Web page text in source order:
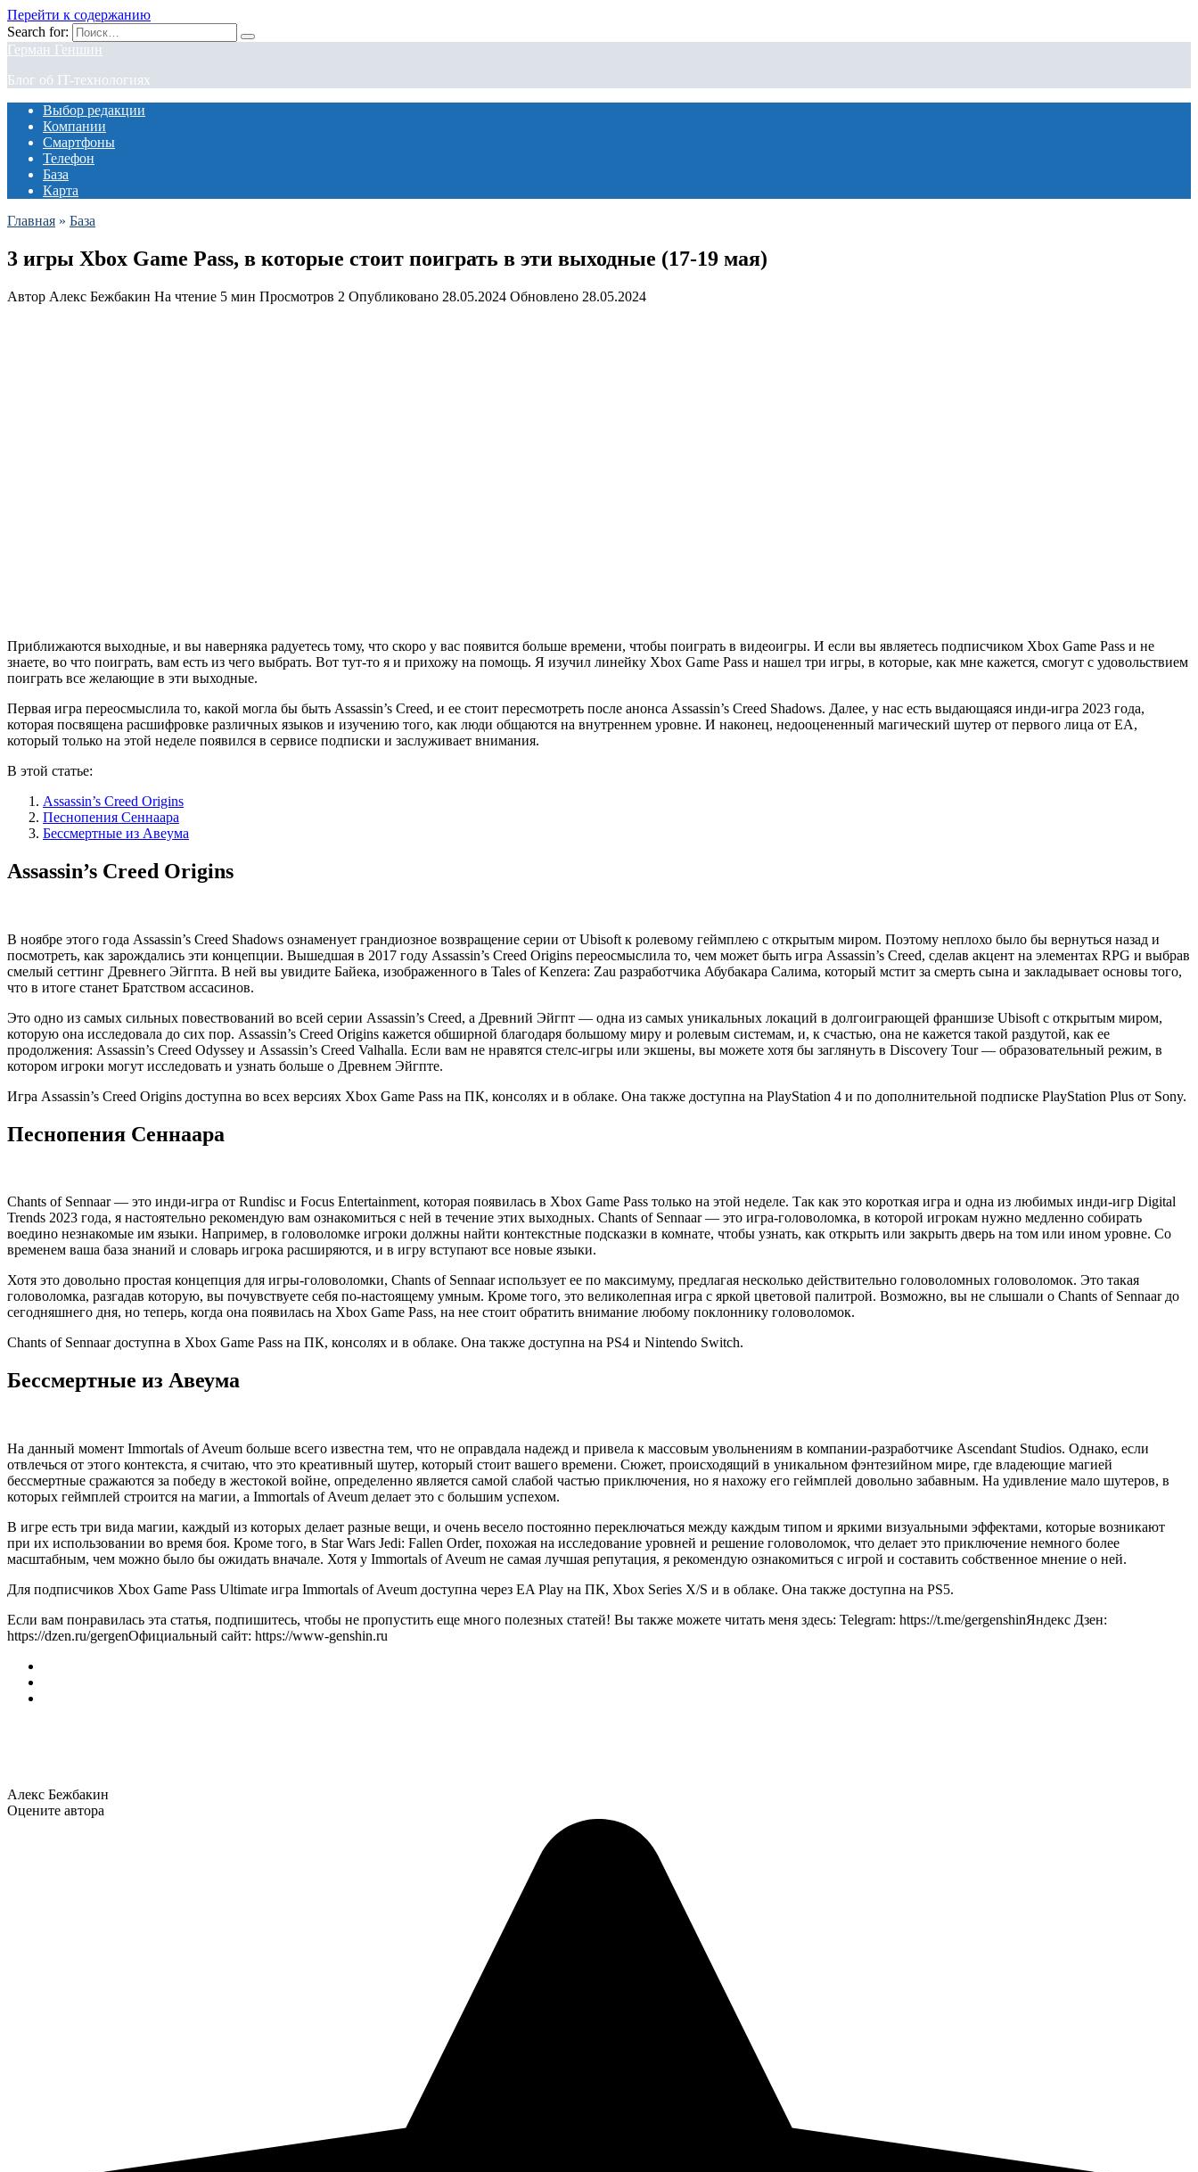
Перейти к содержанию
Search for:
Герман Геншин
Блог об IT-технологиях
Выбор редакции
Компании
Смартфоны
Телефон
База
Карта
Главная » База
3 игры Xbox Game Pass, в которые стоит поиграть в эти выходные (17-19 мая)
Автор Алекс Бежбакин На чтение 5 мин Просмотров 2 Опубликовано 28.05.2024 Обновлено 28.05.2024
Приближаются выходные, и вы наверняка радуетесь тому, что скоро у вас появится больше времени, чтобы поиграть в видеоигры. И если вы являетесь подписчиком Xbox Game Pass и не
знаете, во что поиграть, вам есть из чего выбрать. Вот тут-то я и прихожу на помощь. Я изучил линейку Xbox Game Pass и нашел три игры, в которые, как мне кажется, смогут с удовольствием
поиграть все желающие в эти выходные.
Первая игра переосмыслила то, какой могла бы быть Assassin’s Creed, и ее стоит пересмотреть после анонса Assassin’s Creed Shadows. Далее, у нас есть выдающаяся инди-игра 2023 года,
которая посвящена расшифровке различных языков и изучению того, как люди общаются на внутреннем уровне. И наконец, недооцененный магический шутер от первого лица от EA,
который только на этой неделе появился в сервисе подписки и заслуживает внимания.
В этой статье:
Assassin’s Creed Origins
Песнопения Сеннаара
Бессмертные из Авеума
Assassin’s Creed Origins
В ноябре этого года Assassin’s Creed Shadows ознаменует грандиозное возвращение серии от Ubisoft к ролевому геймплею с открытым миром. Поэтому неплохо было бы вернуться назад и
посмотреть, как зарождались эти концепции. Вышедшая в 2017 году Assassin’s Creed Origins переосмыслила то, чем может быть игра Assassin’s Creed, сделав акцент на элементах RPG и выбрав
смелый сеттинг Древнего Эйгпта. В ней вы увидите Байека, изображенного в Tales of Kenzera: Zau разработчика Абубакара Салима, который мстит за смерть сына и закладывает основы того,
что в итоге станет Братством ассасинов.
Это одно из самых сильных повествований во всей серии Assassin’s Creed, а Древний Эйгпт — одна из самых уникальных локаций в долгоиграющей франшизе Ubisoft с открытым миром,
которую она исследовала до сих пор. Assassin’s Creed Origins кажется обширной благодаря большому миру и ролевым системам, и, к счастью, она не кажется такой раздутой, как ее
продолжения: Assassin’s Creed Odyssey и Assassin’s Creed Valhalla. Если вам не нравятся стелс-игры или экшены, вы можете хотя бы заглянуть в Discovery Tour — образовательный режим, в
котором игроки могут исследовать и узнать больше о Древнем Эйгпте.
Игра Assassin’s Creed Origins доступна во всех версиях Xbox Game Pass на ПК, консолях и в облаке. Она также доступна на PlayStation 4 и по дополнительной подписке PlayStation Plus от Sony.
Песнопения Сеннаара
Chants of Sennaar — это инди-игра от Rundisc и Focus Entertainment, которая появилась в Xbox Game Pass только на этой неделе. Так как это короткая игра и одна из любимых инди-игр Digital
Trends 2023 года, я настоятельно рекомендую вам ознакомиться с ней в течение этих выходных. Chants of Sennaar — это игра-головоломка, в которой игрокам нужно медленно собирать
воедино незнакомые им языки. Например, в головоломке игроки должны найти контекстные подсказки в комнате, чтобы узнать, как открыть или закрыть дверь на том или ином уровне. Со
временем ваша база знаний и словарь игрока расширяются, и в игру вступают все новые языки.
Хотя это довольно простая концепция для игры-головоломки, Chants of Sennaar использует ее по максимуму, предлагая несколько действительно головоломных головоломок. Это такая
головоломка, разгадав которую, вы почувствуете себя по-настоящему умным. Кроме того, это великолепная игра с яркой цветовой палитрой. Возможно, вы не слышали о Chants of Sennaar до
сегодняшнего дня, но теперь, когда она появилась на Xbox Game Pass, на нее стоит обратить внимание любому поклоннику головоломок.
Chants of Sennaar доступна в Xbox Game Pass на ПК, консолях и в облаке. Она также доступна на PS4 и Nintendo Switch.
Бессмертные из Авеума
На данный момент Immortals of Aveum больше всего известна тем, что не оправдала надежд и привела к массовым увольнениям в компании-разработчике Ascendant Studios. Однако, если
отвлечься от этого контекста, я считаю, что это креативный шутер, который стоит вашего времени. Сюжет, происходящий в уникальном фэнтезийном мире, где владеющие магией
бессмертные сражаются за победу в жестокой войне, определенно является самой слабой частью приключения, но я нахожу его геймплей довольно забавным. На удивление мало шутеров, в
которых геймплей строится на магии, а Immortals of Aveum делает это с большим успехом.
В игре есть три вида магии, каждый из которых делает разные вещи, и очень весело постоянно переключаться между каждым типом и яркими визуальными эффектами, которые возникают
при их использовании во время боя. Кроме того, в Star Wars Jedi: Fallen Order, похожая на исследование уровней и решение головоломок, что делает это приключение немного более
масштабным, чем можно было бы ожидать вначале. Хотя у Immortals of Aveum не самая лучшая репутация, я рекомендую ознакомиться с игрой и составить собственное мнение о ней.
Для подписчиков Xbox Game Pass Ultimate игра Immortals of Aveum доступна через EA Play на ПК, Xbox Series X/S и в облаке. Она также доступна на PS5.
Если вам понравилась эта статья, подпишитесь, чтобы не пропустить еще много полезных статей! Вы также можете читать меня здесь: Telegram: https://t.me/gergenshinЯндекс Дзен:
https://dzen.ru/gergenОфициальный сайт: https://www-genshin.ru
Алекс Бежбакин
Оцените автора